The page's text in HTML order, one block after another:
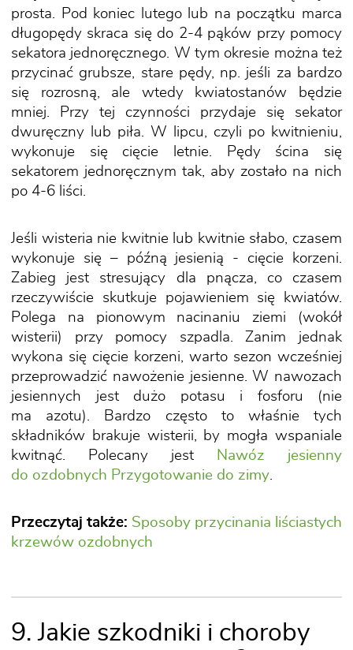
prosta. Pod koniec lutego lub na początku marca
długopędy skraca się do 2-4 pąków przy pomocy
sekatora jednoręcznego. W tym okresie można też
przycinać grubsze, stare pędy, np. jeśli za bardzo
się rozrosną, ale wtedy kwiatostanów będzie
mniej. Przy tej czynności przydaje się sekator
dwuręczny lub piła. W lipcu, czyli po kwitnieniu,
wykonuje się cięcie letnie. Pędy ścina się
sekatorem jednoręcznym tak, aby zostało na nich
po 4-6 liści.
Jeśli wisteria nie kwitnie lub kwitnie słabo, czasem
wykonuje się – późną jesienią - cięcie korzeni.
Zabieg jest stresujący dla pnącza, co czasem
rzeczywiście skutkuje pojawieniem się kwiatów.
Polega na pionowym nacinaniu ziemi (wokół
wisterii) przy pomocy szpadla. Zanim jednak
wykona się cięcie korzeni, warto sezon wcześniej
przeprowadzić nawożenie jesienne. W nawozach
jesiennych jest dużo potasu i fosforu (nie
ma azotu). Bardzo często to właśnie tych
składników brakuje wisterii, by mogła wspaniale
kwitnąć. Polecany jest
Nawóz jesienny
do ozdobnych Przygotowanie do zimy
Przeczytaj także: Sposoby przycinania liściastych
krzewów ozdobnych
9. Jakie szkodniki i choroby